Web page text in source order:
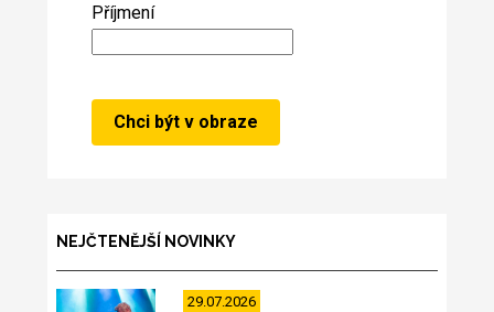
Příjmení
NEJČTENĚJŠÍ NOVINKY
29.07.2026